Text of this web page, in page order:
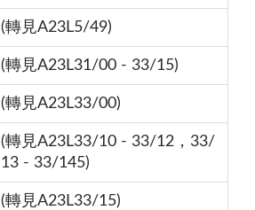
(轉見A23L5/49)
(轉見A23L31/00 - 33/15)
(轉見A23L33/00)
(轉見A23L33/10 - 33/12，33/
13 - 33/145)
(轉見A23L33/15)